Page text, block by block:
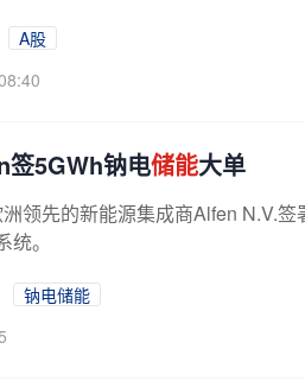
A股
签5GWh钠电储能大单
领先的新能源集成商Alfen N.V.
统。
钠电储能